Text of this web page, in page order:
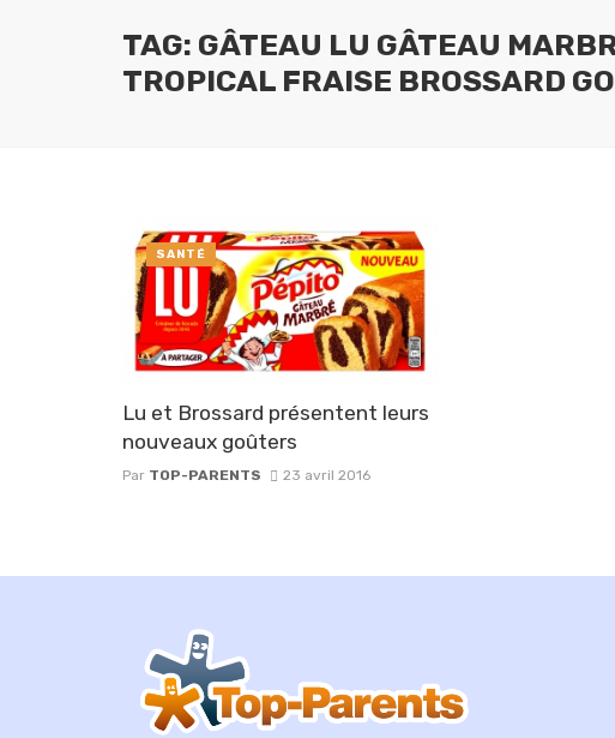
TAG: GÂTEAU LU GÂTEAU
TROPICAL FRAISE BROSSARD
Lu et Brossard présentent leurs
nouveaux goûters
Par TOP-PARENTS 23 avril 2016
SANTÉ